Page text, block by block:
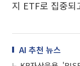
지 ETF로 집중되
AI 추천 뉴스